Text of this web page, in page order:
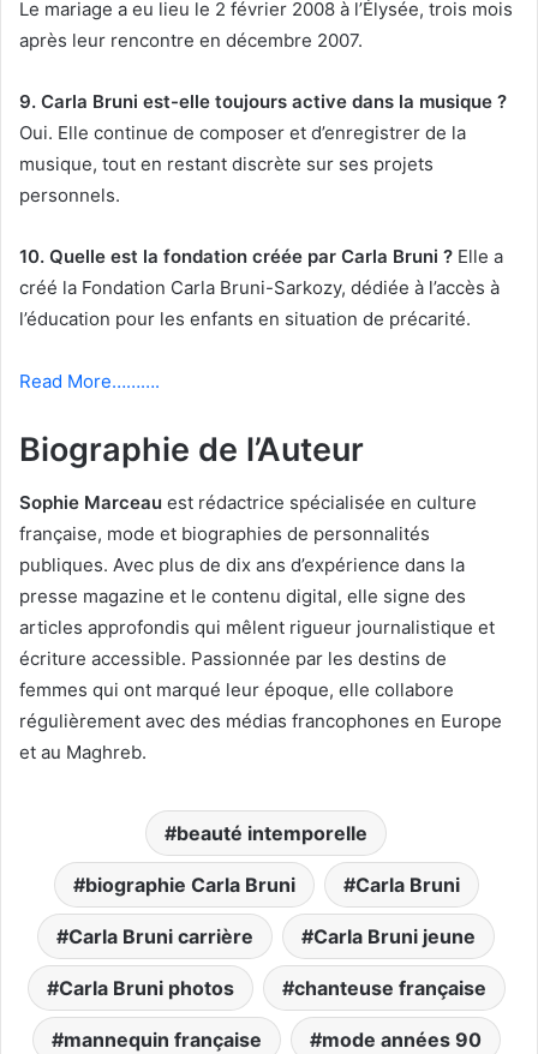
Le mariage a eu lieu le 2 février 2008 à l’Élysée, trois mois
après leur rencontre en décembre 2007.
9. Carla Bruni est-elle toujours active dans la musique ?
Oui. Elle continue de composer et d’enregistrer de la
musique, tout en restant discrète sur ses projets
personnels.
10. Quelle est la fondation créée par Carla Bruni ? Elle a
créé la Fondation Carla Bruni-Sarkozy, dédiée à l’accès à
l’éducation pour les enfants en situation de précarité.
Read More……….
Biographie de l’Auteur
Sophie Marceau est rédactrice spécialisée en culture
française, mode et biographies de personnalités
publiques. Avec plus de dix ans d’expérience dans la
presse magazine et le contenu digital, elle signe des
articles approfondis qui mêlent rigueur journalistique et
écriture accessible. Passionnée par les destins de
femmes qui ont marqué leur époque, elle collabore
régulièrement avec des médias francophones en Europe
et au Maghreb.
beauté intemporelle
biographie Carla Bruni Carla Bruni
Carla Bruni carrière Carla Bruni jeune
Carla Bruni photos chanteuse française
mannequin française mode années 90